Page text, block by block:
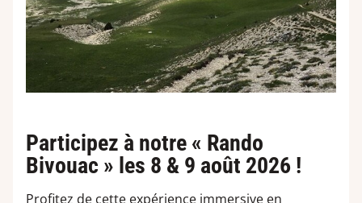
Participez à notre « Rando
Bivouac » les 8 & 9 août 2026 !
Profitez de cette expérience immersive en